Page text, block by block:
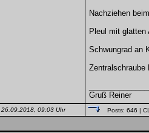
Nachziehen
Pleul mit glatten
Schwungrad an
Zentralschraube
Gruß Reiner
26.09.2018, 09:03 Uhr Posts: 646 |